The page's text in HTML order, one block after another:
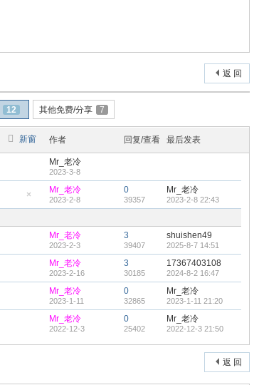
返 回
12 其他免费/分享 7
新窗 作者 回复/查看 最后发表
Mr_老冷
2023-3-8
藏
顶
Mr_老冷
2023-2-8
0
39357
Mr_老冷
2023-2-8 22:43
Mr_老冷
2023-2-3
3
39407
shuishen49
2025-8-7 14:51
Mr_老冷
2023-2-16
3
30185
17367403108
2024-8-2 16:47
Mr_老冷
2023-1-11
0
32865
Mr_老冷
2023-1-11 21:20
Mr_老冷
2022-12-3
0
25402
Mr_老冷
2022-12-3 21:50
返 回